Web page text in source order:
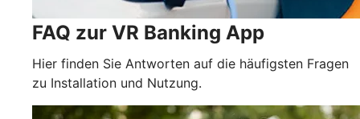
FAQ zur VR Banking App
Hier finden Sie Antworten auf die häufigsten Fragen
zu Installation und Nutzung.